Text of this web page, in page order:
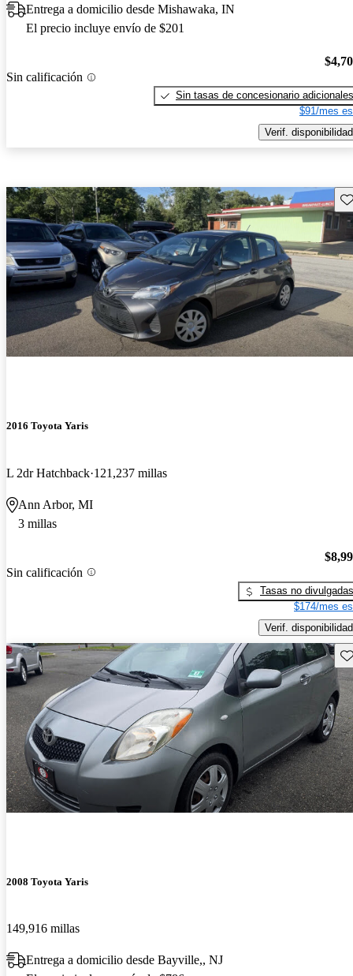
Entrega a domicilio desde Mishawaka, IN
El precio incluye envío de $201
Sin calificación
Sin tasas de concesionario adicionales
$91/mes
Verif. disponibilidad
2016 Toyota Yaris
L 2dr Hatchback 121,237 millas
Ann Arbor, MI
3 millas
Sin calificación
Tasas no divulgadas
$174/mes
Verif. disponibilidad
2008 Toyota Yaris
149,916 millas
Entrega a domicilio desde Bayville,, NJ